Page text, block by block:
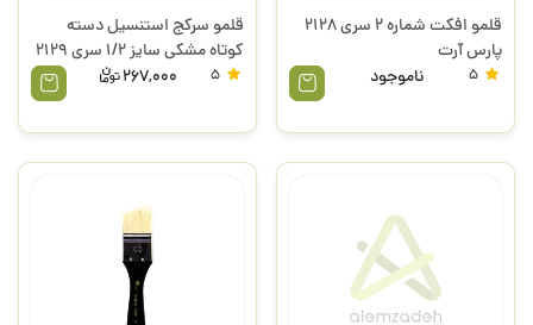
قلمو افکت شماره 2 سری 2128
پارس آرت
ناموجود
قلمو سرکج استنسیل دسته
کوتاه مشکی سایز 1/2 سری 2129
پارس آرت
267,000